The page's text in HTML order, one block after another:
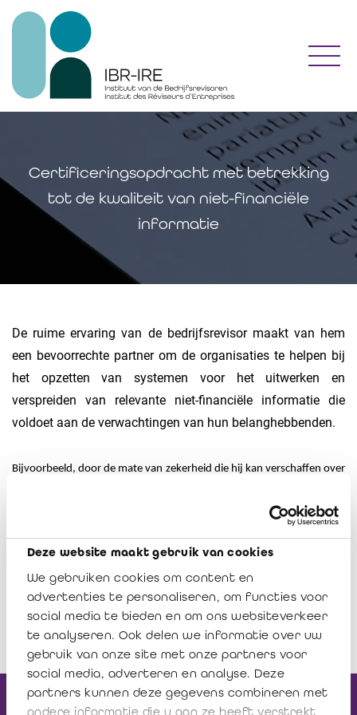
Deze website maakt gebruik van cookies
We gebruiken cookies om content en
advertenties te personaliseren, om functies voor
social media te bieden en om ons websiteverkeer
te analyseren. Ook delen we informatie over uw
gebruik van onze site met onze partners voor
social media, adverteren en analyse. Deze
partners kunnen deze gegevens combineren met
andere informatie die u aan ze heeft verstrekt
Certificeringsopdracht met betrekking
tot de kwaliteit van niet-financiële
informatie
De ruime ervaring van de bedrijfsrevisor maakt van hem
een bevoorrechte partner om de organisaties te helpen bij
het opzetten van systemen voor het uitwerken en
verspreiden van relevante niet-financiële informatie die
voldoet aan de verwachtingen van hun belanghebbenden.
Bijvoorbeeld, door de mate van zekerheid die hij kan verschaffen over
verantwoordelijkheid van een organisatie is de bedrijfsrevisor een
bevoorrechte partner in de kwalitatieve benadering met betrekking
tot dergelijk verslag. Door het inschakelen van een bedrijfsrevisor, die
sowieso onafhankelijk is, kan een objectief standpunt worden
verkregen en kan dit duurzaamheidsverslag geloofwaardig en legitiem